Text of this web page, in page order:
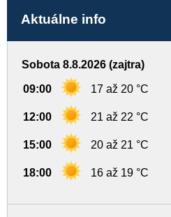
Aktuálne info
Sobota 8.8.2026 (zajtra)
09:00 17 až 20 °C
12:00 21 až 22 °C
15:00 20 až 21 °C
18:00 16 až 19 °C